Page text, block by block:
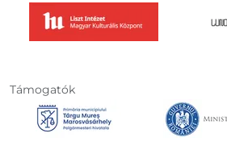
Támogatók